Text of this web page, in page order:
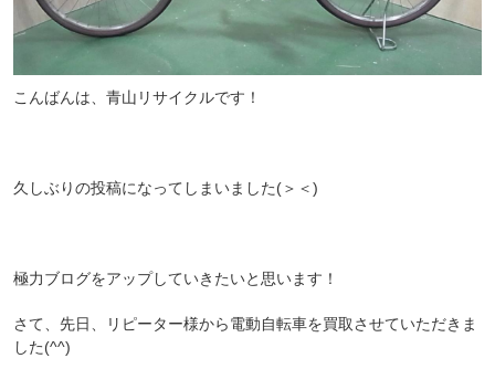
こんばんは、青山リサイクルです！
久しぶりの投稿になってしまいました(＞＜)
極力ブログをアップしていきたいと思います！
さて、先日、リピーター様から電動自転車を買取させていただきま
した(^^)